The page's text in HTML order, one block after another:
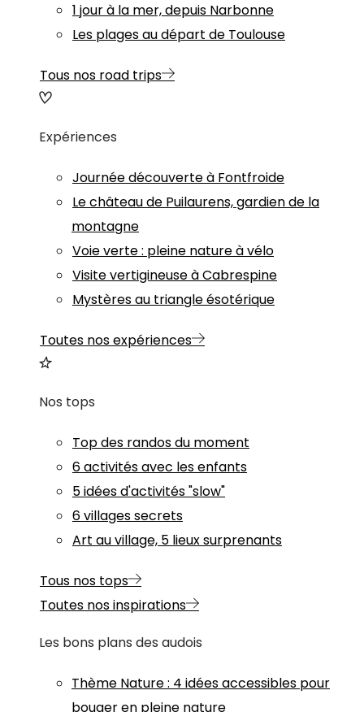
1 jour à la mer, depuis Narbonne
Les plages au départ de Toulouse
Tous nos road trips
Expériences
Journée découverte à Fontfroide
Le château de Puilaurens, gardien de la
montagne
Voie verte : pleine nature à vélo
Visite vertigineuse à Cabrespine
Mystères au triangle ésotérique
Toutes nos expériences
Nos tops
Top des randos du moment
6 activités avec les enfants
5 idées d'activités "slow"
6 villages secrets
Art au village, 5 lieux surprenants
Tous nos tops
Toutes nos inspirations
Les bons plans des audois
Thème Nature: 4 idées accessibles pour
bouger en pleine nature